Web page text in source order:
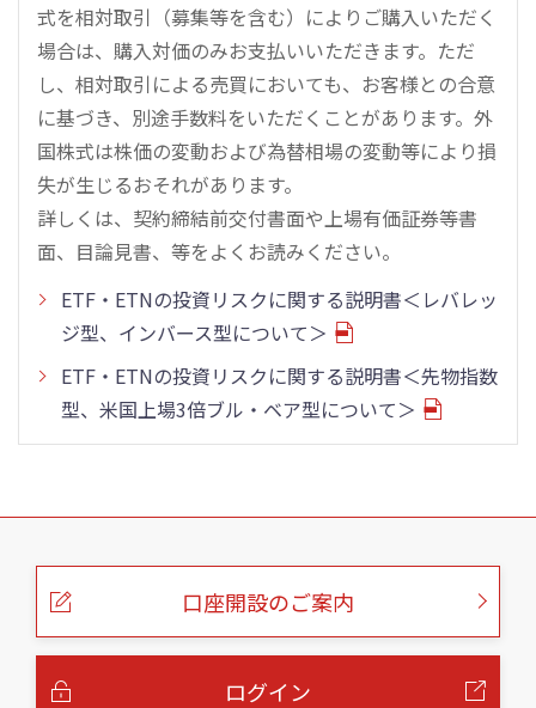
式を相対取引（募集等を含む）によりご購入いただく
場合は、購入対価のみお支払いいただきます。ただ
し、相対取引による売買においても、お客様との合意
に基づき、別途手数料をいただくことがあります。外
国株式は株価の変動および為替相場の変動等により損
失が生じるおそれがあります。
詳しくは、契約締結前交付書面や上場有価証券等書
面、目論見書、等をよくお読みください。
ETF・ETNの投資リスクに関する説明書＜レバレッ
ジ型、インバース型について＞
ETF・ETNの投資リスクに関する説明書＜先物指数
型、米国上場3倍ブル・ベア型について＞
こ
口座開設のご案内
ログイン